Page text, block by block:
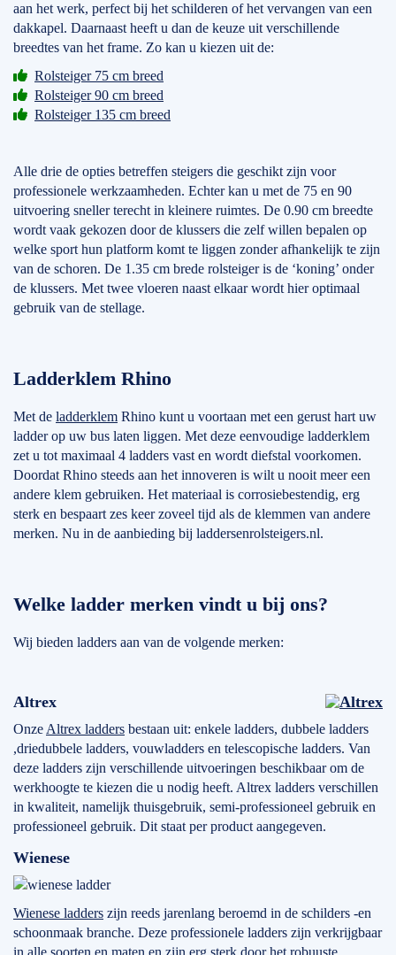
aan het werk, perfect bij het schilderen of het vervangen van een
dakkapel. Daarnaast heeft u dan de keuze uit verschillende
breedtes van het frame. Zo kan u kiezen uit de:
Rolsteiger 75 cm breed
Rolsteiger 90 cm breed
Rolsteiger 135 cm breed
Alle drie de opties betreffen steigers die geschikt zijn voor
professionele werkzaamheden. Echter kan u met de 75 en 90
uitvoering sneller terecht in kleinere ruimtes. De 0.90 cm breedte
wordt vaak gekozen door de klussers die zelf willen bepalen op
welke sport hun platform komt te liggen zonder afhankelijk te zijn
van de schoren. De 1.35 cm brede rolsteiger is de ‘koning’ onder
de klussers. Met twee vloeren naast elkaar wordt hier optimaal
gebruik van de stellage.
Ladderklem Rhino
Met de ladderklem Rhino kunt u voortaan met een gerust hart uw
ladder op uw bus laten liggen. Met deze eenvoudige ladderklem
zet u tot maximaal 4 ladders vast en wordt diefstal voorkomen.
Doordat Rhino steeds aan het innoveren is wilt u nooit meer een
andere klem gebruiken. Het materiaal is corrosiebestendig, erg
sterk en bespaart zes keer zoveel tijd als de klemmen van andere
merken. Nu in de aanbieding bij laddersenrolsteigers.nl.
Welke ladder merken vindt u bij ons?
Wij bieden ladders aan van de volgende merken:
Altrex
Onze Altrex ladders bestaan uit: enkele ladders, dubbele ladders
,driedubbele ladders, vouwladders en telescopische ladders. Van
deze ladders zijn verschillende uitvoeringen beschikbaar om de
werkhoogte te kiezen die u nodig heeft. Altrex ladders verschillen
in kwaliteit, namelijk thuisgebruik, semi-professioneel gebruik en
professioneel gebruik. Dit staat per product aangegeven.
Wienese
Wienese ladders zijn reeds jarenlang beroemd in de schilders -en
schoonmaak branche. Deze professionele ladders zijn verkrijgbaar
in alle soorten en maten en zijn erg sterk door het robuuste